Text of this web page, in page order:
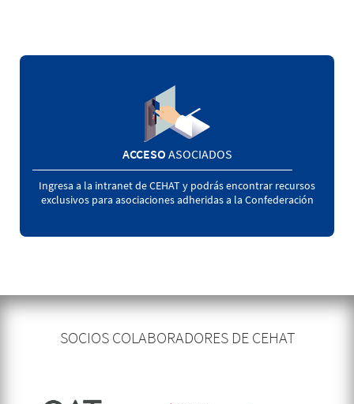
ACCESO ASOCIADOS
Ingresa a la intranet de CEHAT y podrás encontrar recursos
exclusivos para asociaciones adheridas a la Confederación
SOCIOS COLABORADORES DE CEHAT